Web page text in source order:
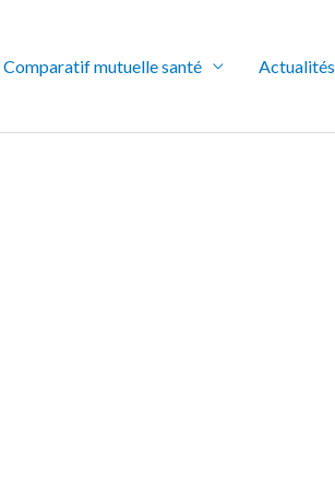
Comparatif mutuelle santé Actualités